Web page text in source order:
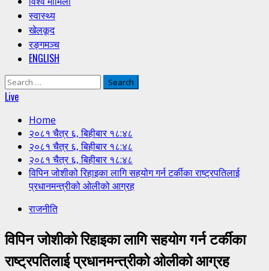
स्वास्थ्य
खेलकूद
रङ्गमञ्च
ENGLISH
Search
for:
Live
Home
२०८१ चैत्र ६, बिहीबार १८:४८
२०८१ चैत्र ६, बिहीबार १८:४८
२०८१ चैत्र ६, बिहीबार १८:४८
विपिन जोशीको रिहाइका लागि सहयोग गर्न टर्कीका राष्ट्रपतिलाई
प्रधानमन्त्रीको ओलीको आग्रह
राजनीति
विपिन जोशीको रिहाइका लागि सहयोग गर्न टर्कीका
राष्ट्रपतिलाई प्रधानमन्त्रीको ओलीको आग्रह